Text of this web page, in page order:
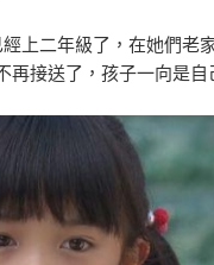
上二年級了，在她們老
再接送了，孩子一向是自